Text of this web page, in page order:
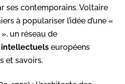
ses contemporains. Voltaire
à populariser l’idée d’une «
un réseau de
intellectuels européens
et savoirs.